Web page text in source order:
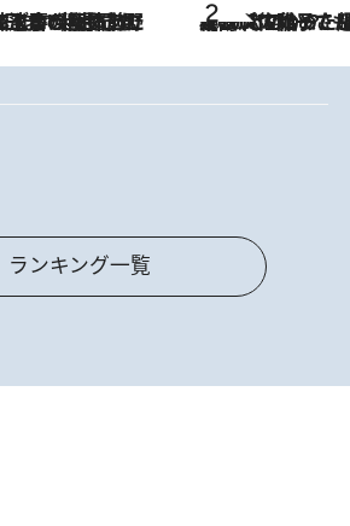
2026.8.5
【阿川佐和子さんの年とる力】なぜ70代で始めた趣味は“こんなに楽しい”のか？ ピアノ、俳句…スランプに陥っても続けられる“ある秘訣”とは
ランキング一覧